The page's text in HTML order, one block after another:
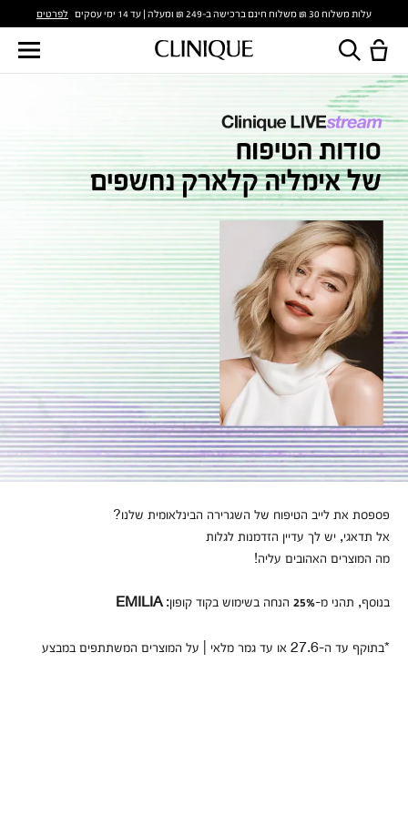
עלות משלוח 30 ₪ משלוח חינם ברכישה ב-249 ₪ ומעלה | עד 14 ימי עסקים לפרטים
פספסת את לייב הטיפוח של השגרירה הבינלאומית שלנו?
אל תדאגי, יש לך עדיין הזדמנות לגלות
מה המוצרים האהובים עליה!
בנוסף, תהני מ-25% הנחה בשימוש בקוד קופון:EMILIA
*בתוקף עד ה-27.6 או עד גמר מלאי | על המוצרים המשתתפים במבצע